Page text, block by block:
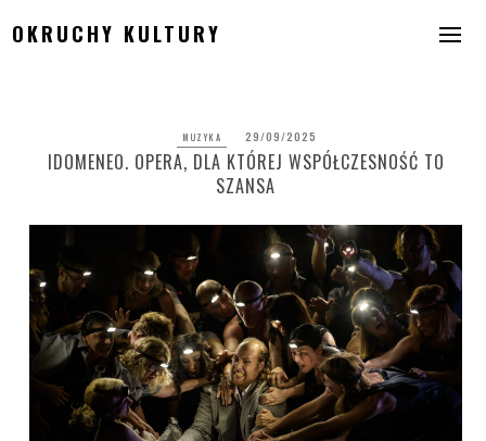
toOKRUCHY KULTURY
MUZYKA 29/09/2025
IDOMENEO. OPERA, DLA KTÓREJ WSPÓŁCZESNOŚĆ TO
SZANSA